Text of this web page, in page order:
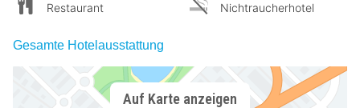
Restaurant
Nichtraucherhotel
Gesamte Hotelausstattung
Auf Karte anzeigen